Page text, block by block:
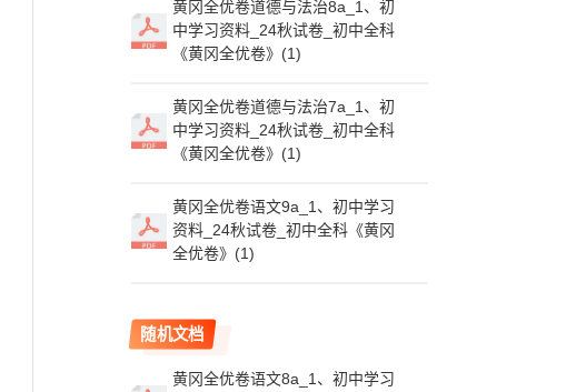
黄冈全优卷道德与法治8a_1、初
中学习资料_24秋试卷_初中全科
《黄冈全优卷》(1)
黄冈全优卷道德与法治7a_1、初
中学习资料_24秋试卷_初中全科
《黄冈全优卷》(1)
黄冈全优卷语文9a_1、初中学习
资料_24秋试卷_初中全科《黄冈
全优卷》(1)
随机文档
黄冈全优卷语文8a_1、初中学习